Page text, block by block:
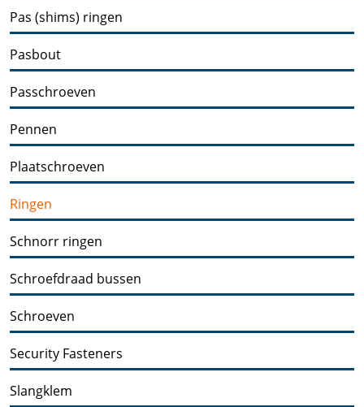
Pas (shims) ringen
Pasbout
Passchroeven
Pennen
Plaatschroeven
Ringen
Schnorr ringen
Schroefdraad bussen
Schroeven
Security Fasteners
Slangklem